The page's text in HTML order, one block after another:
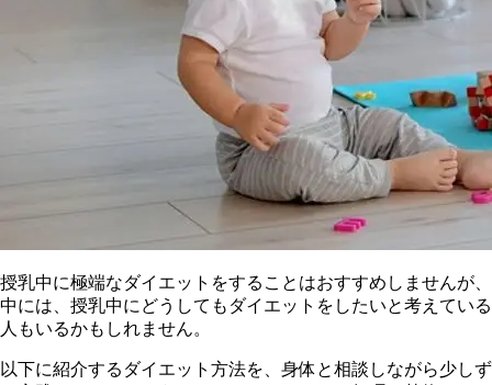
授乳中に極端なダイエットをすることはおすすめしませんが、
中には、授乳中にどうしてもダイエットをしたいと考えている
人もいるかもしれません。
以下に紹介するダイエット方法を、身体と相談しながら少しず